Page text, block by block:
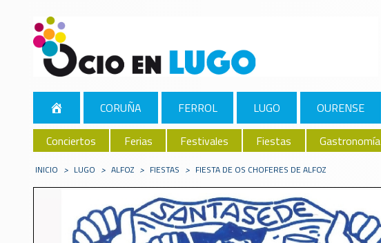
CORUÑA FERROL LUGO OURENSE
Conciertos
Ferias Festivales Fiestas Gastronomía
INICIO > LUGO > ALFOZ > FIESTAS > FIESTA DE OS CHOFERES DE ALFOZ